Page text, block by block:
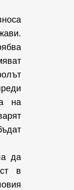
на
да
в